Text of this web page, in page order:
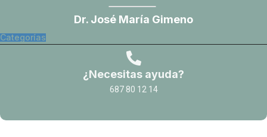
Dr. José María Gimeno
Categorías
¿Necesitas ayuda?
687 80 12 14